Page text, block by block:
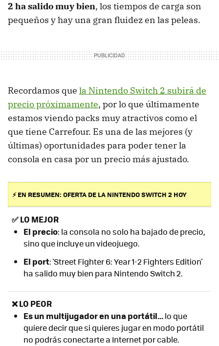
2 ha salido muy bien, los tiempos de carga son
pequeños y hay una gran fluidez en las peleas.
Recordamos que la Nintendo Switch 2 subirá de
precio próximamente, por lo que últimamente
estamos viendo packs muy atractivos como el
que tiene Carrefour. Es una de las mejores (y
últimas) oportunidades para poder tener la
consola en casa por un precio más ajustado.
⚡ EN RESUMEN: OFERTA DE LA NINTENDO SWITCH 2 HOY
✅LO MEJOR
El precio: la consola no solo ha bajado de precio,
sino que incluye un videojuego.
El port: 'Street Fighter 6: Year 1-2 Fighters Edition'
ha salido muy bien para Nintendo Switch 2.
❌ LO PEOR
Es un multijugador en una portátil...lo que
quiere decir que si quieres jugar en modo portátil
no podrás conectarte a Internet por cable.